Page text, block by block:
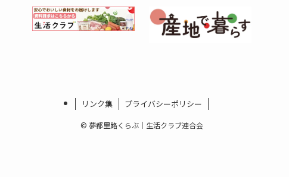
リンク集 プライバシーポリシー
© 夢都里路くらぶ｜生活クラブ連合会